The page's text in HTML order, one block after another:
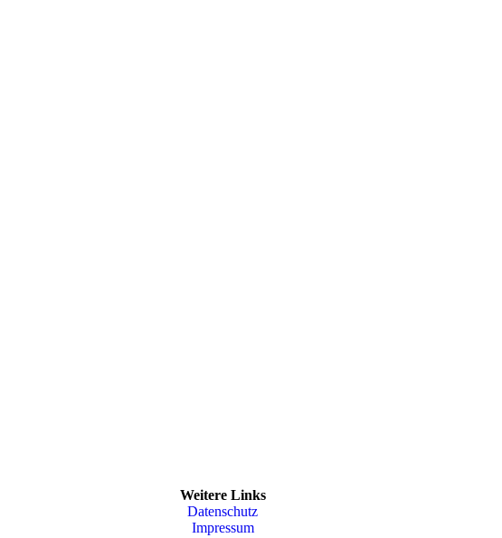
Weitere Links
Datenschutz
Impressum